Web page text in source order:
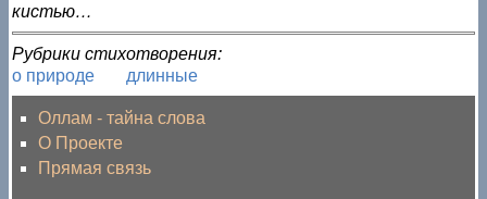
кистью…
Рубрики стихотворения:
о природе
длинные
Оллам - тайна слова
О Проекте
Прямая связь